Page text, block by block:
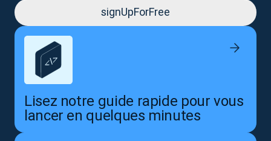
signUpForFree
Lisez notre guide rapide pour vous
lancer en quelques minutes